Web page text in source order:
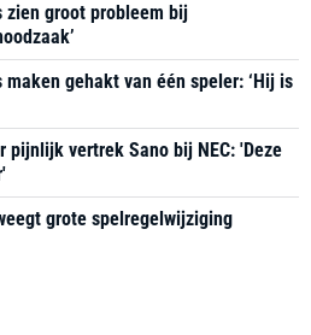
zien groot probleem bij
maken gehakt van één speler: ‘Hij is
pijnlijk vertrek Sano bij NEC: 'Deze
grote spelregelwijziging